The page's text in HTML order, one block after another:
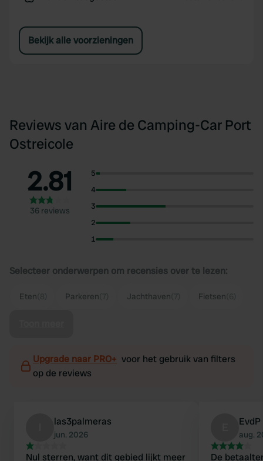
Bekijk alle voorzieningen
Reviews van Aire de Camping-Car Port
Ostreicole
2.81
36 reviews
5
4
3
2
1
Selecteer onderwerpen om recensies over te lezen:
Eten Parkeren Jachthaven Fietsen
Upgrade naar PRO+ voor het gebruik van filters
op de reviews
las3palmeras
jun. 2026
Nul sterren, want dit gebied lijkt meer
EvdP
aug.
De